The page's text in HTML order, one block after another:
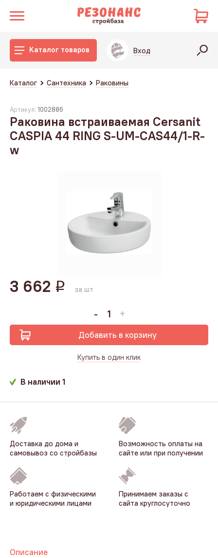
Каталог товаров Вход
Каталог Сантехника Раковины
Артикул: 1002886
Раковина встраиваемая Cersanit
CASPIA 44 RING S-UM-CAS44/1-R-
w
3 662 q за шт
Добавить в корзину
Купить в один клик
В наличии 1
Доставка до дома и
самовывоз со стройбазы
Возможность оплаты на
сайте или при получении
Работаем с физическими
и юридическими лицами
Принимаем заказы с
сайта круглосуточно
Описание